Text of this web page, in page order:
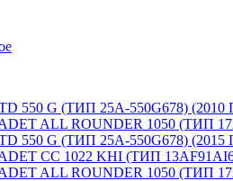
G (ТИП 25A-550G678)
ALL ROUNDER 1050 (ТИП
G (ТИП 25A-550G678)
CC 1022 KHI (ТИП
ALL ROUNDER 1050 (ТИП